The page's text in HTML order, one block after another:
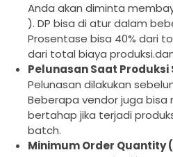
Anda akan diminta
). DP bisa di atur dalam
Prosentase bisa 40% dari
dari total biaya
Pelunasan Saat Produksi
Pelunasan dilakukan
Beberapa vendor juga bisa
bertahap jika terjadi
batch.
Minimum Order Quantity